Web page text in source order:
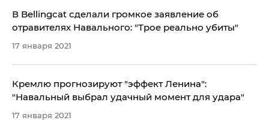
В Bellingcat сделали громкое заявление об
отравителях Навального: "Трое реально убиты"
17 января 2021
​Кремлю прогнозируют "эффект Ленина":
"Навальный выбрал удачный момент для удара"
17 января 2021